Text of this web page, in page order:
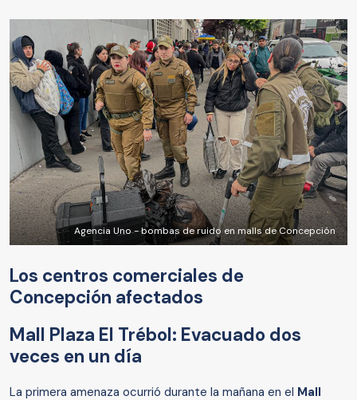
Agencia Uno - bombas de ruido en malls de Concepción
Los centros comerciales de
Concepción afectados
Mall Plaza El Trébol: Evacuado dos
veces en un día
La primera amenaza ocurrió durante la mañana en el Mall